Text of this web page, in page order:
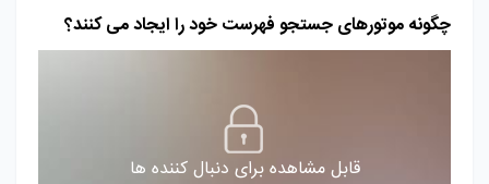
چگونه موتورهای جستجو فهرست خود را ایجاد می کنند؟
قابل مشاهده برای دنبال کننده ها